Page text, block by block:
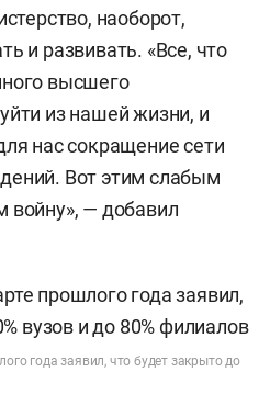
наоборот,
и развивать. «Все, что
высшего
из нашей жизни, и
нас сокращение сети
Вот этим слабым
войну», — добавил
года заявил, что будет закрыто до